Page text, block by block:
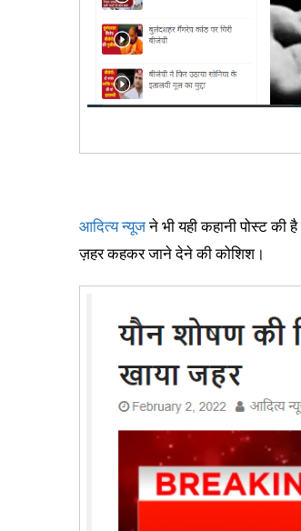
आदित्य न्यूजने भी यही कहानी पोस्ट
ज़हर कहकर जाने देने की कोशिश।